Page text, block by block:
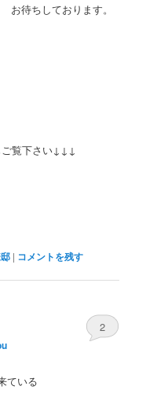
待ちしております。
覧下さい↓↓↓
| コメントを残す
2
ている